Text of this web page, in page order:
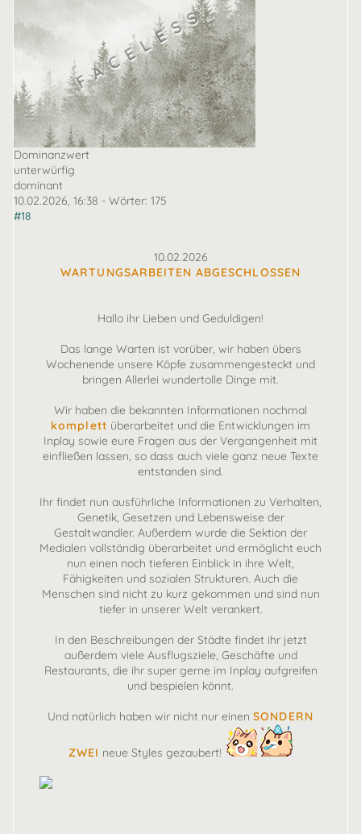
Dominanzwert
unterwürfig
dominant
10.02.2026, 16:38 - Wörter: 175
#18
10.02.2026
WARTUNGSARBEITEN ABGESCHLOSSEN
Hallo ihr Lieben und Geduldigen!
Das lange Warten ist vorüber, wir haben übers
Wochenende unsere Köpfe zusammengesteckt und
bringen Allerlei wundertolle Dinge mit.
Wir haben die bekannten Informationen nochmal
komplett überarbeitet und die Entwicklungen im
Inplay sowie eure Fragen aus der Vergangenheit mit
einfließen lassen, so dass auch viele ganz neue Texte
entstanden sind.
Ihr findet nun ausführliche Informationen zu Verhalten,
Genetik, Gesetzen und Lebensweise der
Gestaltwandler. Außerdem wurde die Sektion der
Medialen vollständig überarbeitet und ermöglicht euch
nun einen noch tieferen Einblick in ihre Welt,
Fähigkeiten und sozialen Strukturen. Auch die
Menschen sind nicht zu kurz gekommen und sind nun
tiefer in unserer Welt verankert.
In den Beschreibungen der Städte findet ihr jetzt
außerdem viele Ausflugsziele, Geschäfte und
Restaurants, die ihr super gerne im Inplay aufgreifen
und bespielen könnt.
Und natürlich haben wir nicht nur einenSONDERN
ZWEI neue Styles gezaubert!